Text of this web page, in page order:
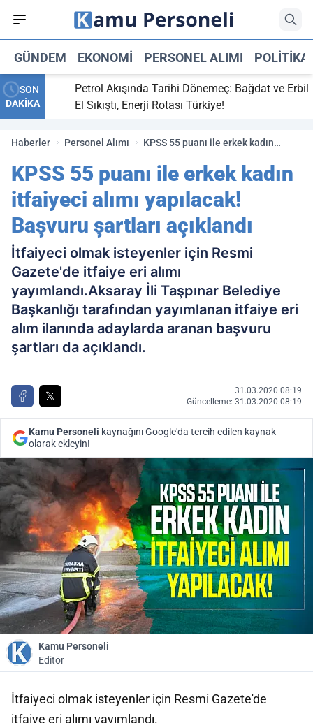
GÜNDEM EKONOMI PERSONEL ALIMI POLITIKA
SON
DAKİKA
Petrol Akışında Tarihi Dönemeç: Bağdat ve Erbil
El Sıkıştı, Enerji Rotası Türkiye!
Haberler Personel Alımı
KPSS 55 puanı ile erkek kadın
şartları açıklandı
KPSS 55 puanı ile erkek kadın
itfaiyeci alımı yapılacak!
Başvuru şartları açıklandı
İtfaiyeci olmak isteyenler için Resmi
Gazete'de itfaiye eri alımı
yayımlandı.Aksaray İli Taşpınar Belediye
Başkanlığı tarafından yayımlanan itfaiye eri
alım ilanında adaylarda aranan başvuru
şartları da açıklandı.
31.03.2020 08:19
Güncelleme: 31.03.2020 08:19
Kamu Personeli kaynağını Google'da tercih edilen kaynak
olarak ekleyin!
Kamu Personeli
Editör
İtfaiyeci olmak isteyenler için Resmi Gazete'de
itfaiye eri alımı yayımlandı.